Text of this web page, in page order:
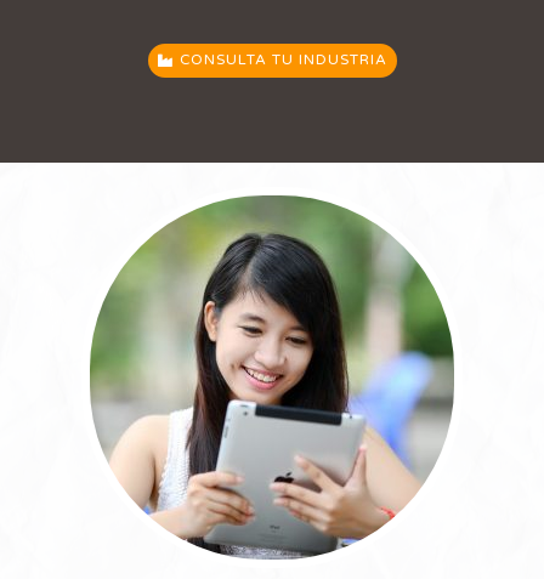
CONSULTA TU INDUSTRIA